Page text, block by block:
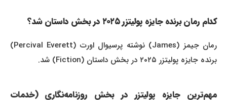
کدام رمان برنده جایزه پولیتزر ۲۰۲۵ در بخش داستان شد؟
رمان جیمز (James) نوشته پرسیوال اورت (Percival Everett)
برنده جایزه پولیتزر ۲۰۲۵ در بخش داستان (Fiction) شد.
مهم‌ترین جایزه پولیتزر در بخش روزنامه‌نگاری (خدمات